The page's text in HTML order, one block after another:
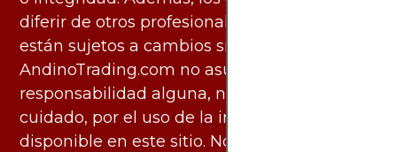
diferir de otros profesionales calificados y
están sujetos a cambios sin previo aviso.
AndinoTrading.com no asume
responsabilidad alguna, ni deber de
cuidado, por el uso de la información
disponible en este sitio. No obstante, este